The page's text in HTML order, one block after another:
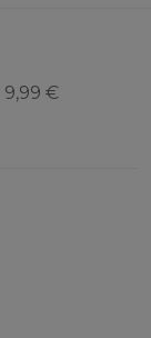
9,99 €